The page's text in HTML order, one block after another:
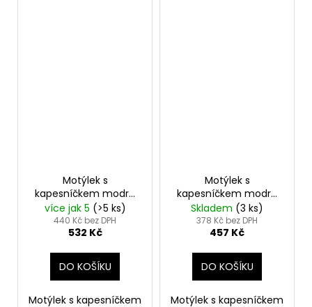
Motýlek s
kapesníčkem modrá
575-22444
více jak 5 (>5 ks)
440 Kč bez DPH
532 Kč
DO KOŠÍKU
Motýlek s kapesníčkem
Motýlek s
kapesníčkem modrá
575-9851
Skladem (3 ks)
378 Kč bez DPH
457 Kč
DO KOŠÍKU
Motýlek s kapesníčkem